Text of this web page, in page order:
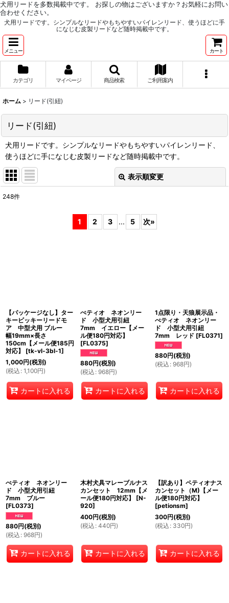
犬用リードを多数掲載中です。 お探しの物はございますか？お気軽にお問い
合わせください。
犬用リードです。シンプルなリードやもちやすいパイレンリード、使うほどに手
になじむ皮製リードなど随時掲載中です。
メニュー カート
カテゴリ マイページ 商品検索 ご利用案内
ホーム > リード(引紐)
リード(引紐)
犬用リードです。シンプルなリードやもちやすいパイレンリード、
使うほどに手になじむ皮製リードなど随時掲載中です。
表示順変更
248件
1 2 3 ... 5 次»
【パッケージなし】ター
キービッキーリードモ
ア 中型犬用 ブルー
幅19mm×長さ
150cm【メール便185円
対応】
[tk-vl-3bl-1]
1,000円(税別)
(税込 : 1,100円)
カートに入れる
ぺティオ ネオンリー
ド 小型犬用引紐
7mm イエロー【メー
ル便180円対応】
[FL0375]
880円(税別)
(税込 : 968円)
カートに入れる
1点限り・天狼展示品・
ぺティオ ネオンリー
ド 小型犬用引紐
7mm レッド [FL0371]
880円(税別)
(税込 : 968円)
カートに入れる
ぺティオ ネオンリー
ド 小型犬用引紐
7mm ブルー
[FL0373]
880円(税別)
(税込 : 968円)
カートに入れる
木村犬具マレーブルナス
カンセット 12mm【メ
ール便180円対応】
[N-
920]
400円(税別)
(税込 : 440円)
カートに入れる
【訳あり】ペティオナス
カンセット（M)【メー
ル便180円対応】
[petionsm]
300円(税別)
(税込 : 330円)
カートに入れる